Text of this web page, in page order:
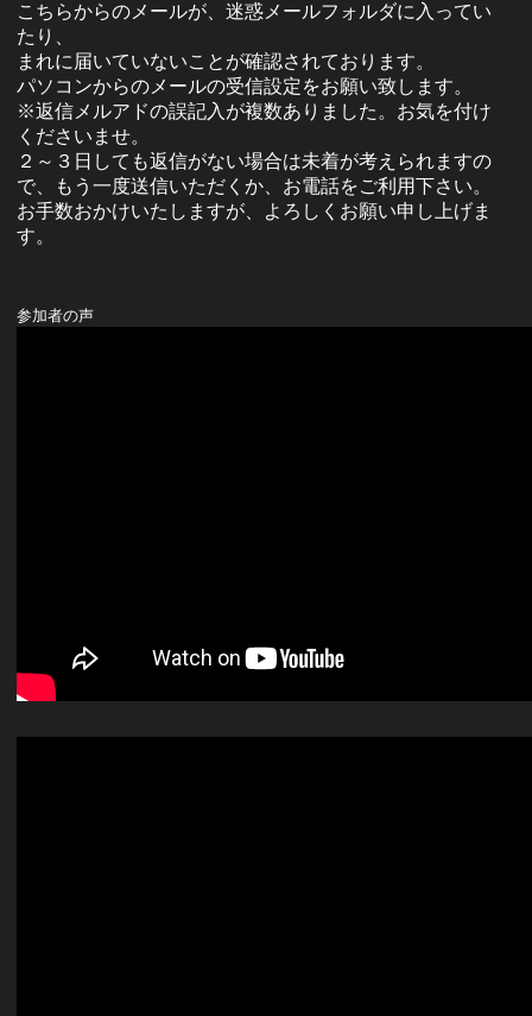
こちらからのメールが、迷惑メールフォルダに入ってい
たり、
まれに届いていないことが確認されております。
パソコンからのメールの受信設定をお願い致します。
※返信メルアドの誤記入が複数ありました。お気を付け
くださいませ。
２～３日しても返信がない場合は未着が考えられますの
で、もう一度送信いただくか、お電話をご利用下さい。
お手数おかけいたしますが、よろしくお願い申し上げま
す。
参加者の声